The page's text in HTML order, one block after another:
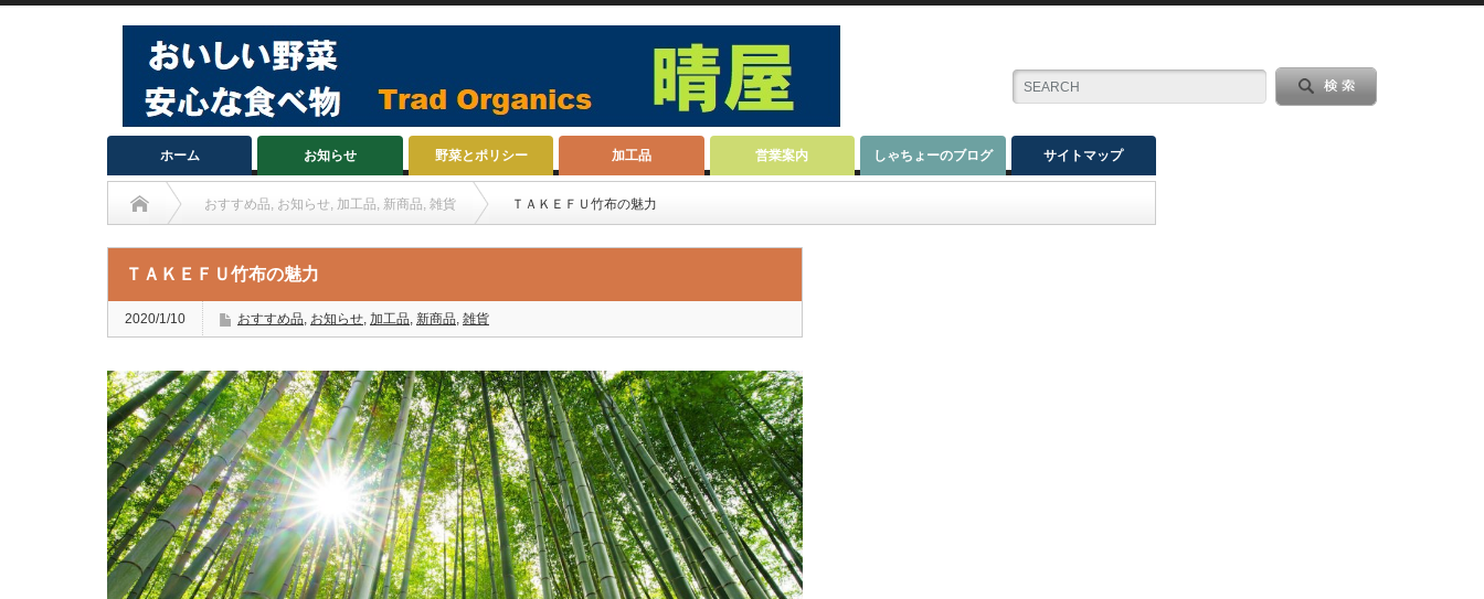
ホーム お知らせ 野菜とポリシー 加工品 営業案内 しゃちょーのブログ サイトマップ
おすすめ品, お知らせ, 加工品, 新商品, 雑貨 ＴＡＫＥＦＵ竹布の魅力
ＴＡＫＥＦＵ竹布の魅力
2020/1/10 おすすめ品, お知らせ, 加工品, 新商品, 雑貨